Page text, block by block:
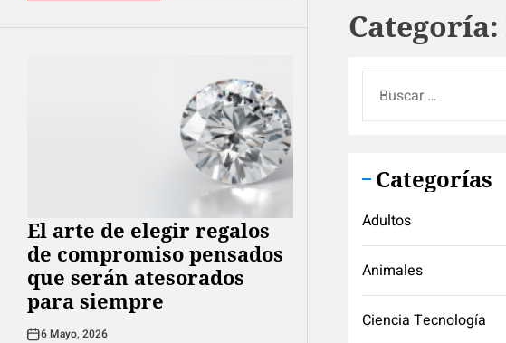
El arte de elegir regalos
de compromiso pensados
que serán atesorados
para siempre
6 Mayo, 2026
Categoría:
Categorías
Adultos
Animales
Ciencia Tecnología